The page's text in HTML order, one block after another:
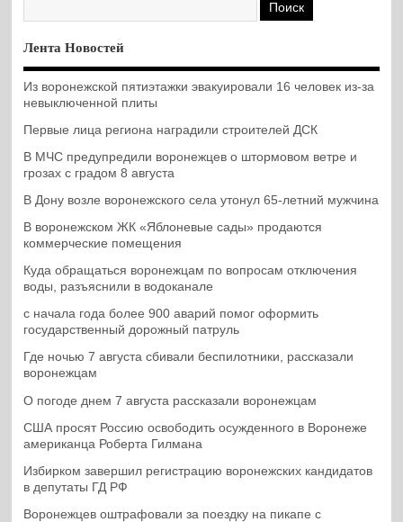
Лента Новостей
Из воронежской пятиэтажки эвакуировали 16 человек из-за
невыключенной плиты
Первые лица региона наградили строителей ДСК
В МЧС предупредили воронежцев о штормовом ветре и
грозах с градом 8 августа
В Дону возле воронежского села утонул 65-летний мужчина
В воронежском ЖК «Яблоневые сады» продаются
коммерческие помещения
Куда обращаться воронежцам по вопросам отключения
воды, разъяснили в водоканале
с начала года более 900 аварий помог оформить
государственный дорожный патруль
Где ночью 7 августа сбивали беспилотники, рассказали
воронежцам
О погоде днем 7 августа рассказали воронежцам
США просят Россию освободить осужденного в Воронеже
американца Роберта Гилмана
Избирком завершил регистрацию воронежских кандидатов
в депутаты ГД РФ
Воронежцев оштрафовали за поездку на пикапе с